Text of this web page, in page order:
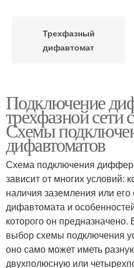
Трехфазный
дифавтомат
Подключение
трехфазной сети
Схемы
дифавтоматов
Схема подключения
зависит от многих условий:
наличия заземления или
дифавтомата и
которого он
выбор схемы подключения
оно само может иметь
двухполюсную или